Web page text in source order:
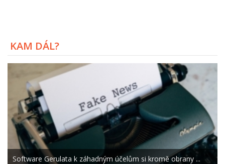
KAM DÁL?
Software Gerulata k záhadným účelům si kromě obrany ...